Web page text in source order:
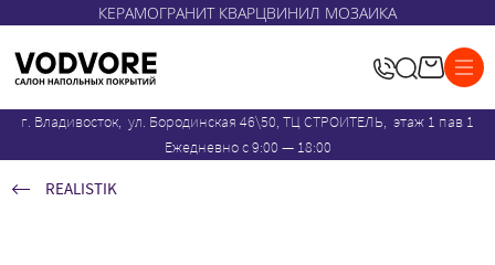
КЕРАМОГРАНИТ КВАРЦВИНИЛ МОЗАИКА
г. Владивосток, ул. Бородинская 46\50, ТЦ СТРОИТЕЛЬ, этаж 1 пав 1
Ежедневно с 9:00 — 18:00
REALISTIK